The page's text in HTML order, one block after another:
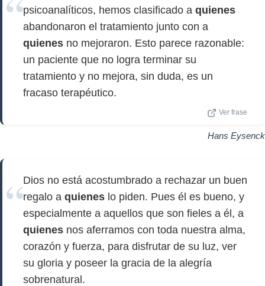
psicoanalíticos, hemos clasificado a quienes
abandonaron el tratamiento junto con a
quienes no mejoraron. Esto parece razonable:
un paciente que no logra terminar su
tratamiento y no mejora, sin duda, es un
fracaso terapéutico.
Ver frase
Hans Eysenck
Dios no está acostumbrado a rechazar un buen
regalo a quienes lo piden. Pues él es bueno, y
especialmente a aquellos que son fieles a él, a
quienes nos aferramos con toda nuestra alma,
corazón y fuerza, para disfrutar de su luz, ver
su gloria y poseer la gracia de la alegría
sobrenatural.